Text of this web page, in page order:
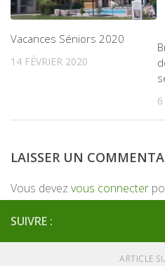
Vacances Séniors 2020
14 FÉVRIER 2020
LAISSER UN
Vous devez vous connecter
SUIVRE :
ARTICLE